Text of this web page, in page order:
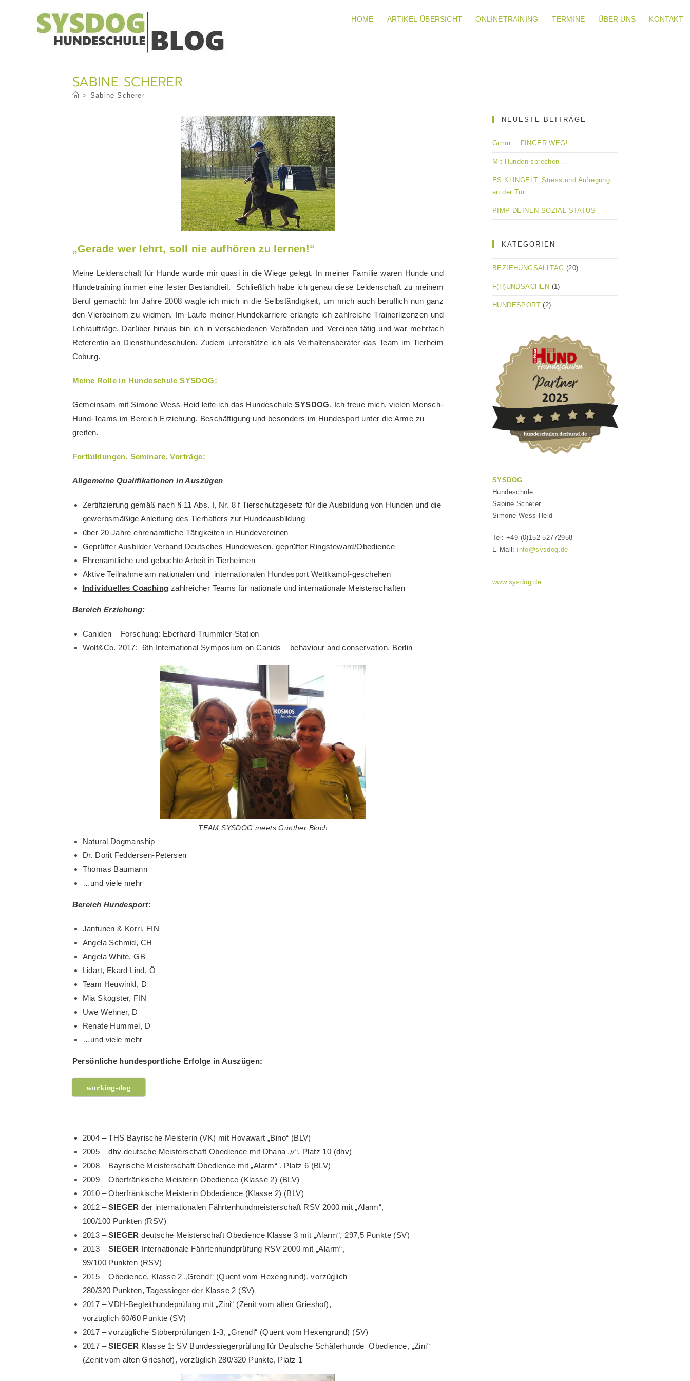
HOME ARTIKEL-ÜBERSICHT ONLINETRAINING TERMINE ÜBER UNS KONTAKT
SABINE SCHERER
> Sabine Scherer
„Gerade wer lehrt, soll nie aufhören zu lernen!“
Meine Leidenschaft für Hunde wurde mir quasi in die Wiege gelegt. In meiner Familie waren Hunde und
Hundetraining immer eine fester Bestandteil. Schließlich habe ich genau diese Leidenschaft zu meinem
Beruf gemacht: Im Jahre 2008 wagte ich mich in die Selbständigkeit, um mich auch beruflich nun ganz
den Vierbeinern zu widmen. Im Laufe meiner Hundekarriere erlangte ich zahlreiche Trainerlizenzen und
Lehraufträge. Darüber hinaus bin ich in verschiedenen Verbänden und Vereinen tätig und war mehrfach
Referentin an Diensthundeschulen. Zudem unterstütze ich als Verhaltensberater das Team im Tierheim
Coburg.
Meine Rolle in Hundeschule SYSDOG:
Gemeinsam mit Simone Wess-Heid leite ich das HundeschuleSYSDOG. Ich freue mich, vielen Mensch-
Hund-Teams im Bereich Erziehung, Beschäftigung und besonders im Hundesport unter die Arme zu
greifen.
Fortbildungen, Seminare, Vorträge:
Allgemeine Qualifikationen in Auszügen
Zertifizierung gemäß nach § 11 Abs. I, Nr. 8 f Tierschutzgesetz für die Ausbildung von Hunden und die
gewerbsmäßige Anleitung des Tierhalters zur Hundeausbildung
über 20 Jahre ehrenamtliche Tätigkeiten in Hundevereinen
Geprüfter Ausbilder Verband Deutsches Hundewesen, geprüfter Ringsteward/Obedience
Ehrenamtliche und gebuchte Arbeit in Tierheimen
Aktive Teilnahme am nationalen und internationalen Hundesport Wettkampf-geschehen
Individuelles Coaching zahlreicher Teams für nationale und internationale Meisterschaften
Bereich Erziehung:
Caniden – Forschung: Eberhard-Trummler-Station
Wolf&Co. 2017: 6th International Symposium on Canids – behaviour and conservation, Berlin
TEAM SYSDOG meets Günther Bloch
Natural Dogmanship
Dr. Dorit Feddersen-Petersen
Thomas Baumann
…und viele mehr
Bereich Hundesport:
Jantunen & Korri, FIN
Angela Schmid, CH
Angela White, GB
Lidart, Ekard Lind, Ö
Team Heuwinkl, D
Mia Skogster, FIN
Uwe Wehner, D
Renate Hummel, D
…und viele mehr
Persönliche hundesportliche Erfolge in Auszügen:
working-dog
2004 – THS Bayrische Meisterin (VK) mit Hovawart „Bino“ (BLV)
2005 – dhv deutsche Meisterschaft Obedience mit Dhana „v“, Platz 10 (dhv)
2008 – Bayrische Meisterschaft Obedience mit „Alarm“ , Platz 6 (BLV)
2009 – Oberfränkische Meisterin Obedience (Klasse 2) (BLV)
2010 – Oberfränkische Meisterin Obdedience (Klasse 2) (BLV)
2012 –SIEGER der internationalen Fährtenhundmeisterschaft RSV 2000 mit „Alarm“,
100/100 Punkten (RSV)
2013 –SIEGER deutsche Meisterschaft Obedience Klasse 3 mit „Alarm“, 297,5 Punkte (SV)
2013 –SIEGER Internationale Fährtenhundprüfung RSV 2000 mit „Alarm“,
99/100 Punkten (RSV)
2015 – Obedience, Klasse 2 „Grendl“ (Quent vom Hexengrund), vorzüglich
280/320 Punkten, Tagessieger der Klasse 2 (SV)
2017 – VDH-Begleithundeprüfung mit „Zini“ (Zenit vom alten Grieshof),
vorzüglich 60/60 Punkte (SV)
2017 – vorzügliche Stöberprüfungen 1-3, „Grendl“ (Quent vom Hexengrund) (SV)
2017 –SIEGER Klasse 1: SV Bundessiegerprüfung für Deutsche Schäferhunde Obedience, „Zini“
(Zenit vom alten Grieshof), vorzüglich 280/320 Punkte, Platz 1
NEUESTE BEITRÄGE
Grrrrrr….FINGER WEG!
Mit Hunden sprechen…
ES KLINGELT: Stress und Aufregung
an der Tür
PIMP DEINEN SOZIAL-STATUS
KATEGORIEN
BEZIEHUNGSALLTAG (20)
F(H)UNDSACHEN (1)
HUNDESPORT (2)
SYSDOG
Hundeschule
Sabine Scherer
Simone Wess-Heid
Tel: +49 (0)152 52772958
E-Mail:info@sysdog.de
www.sysdog.de